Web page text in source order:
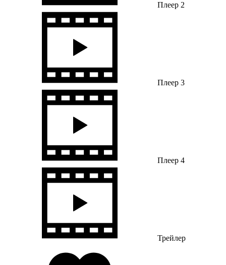
Плеер 2
Плеер 3
Плеер 4
Трейлер